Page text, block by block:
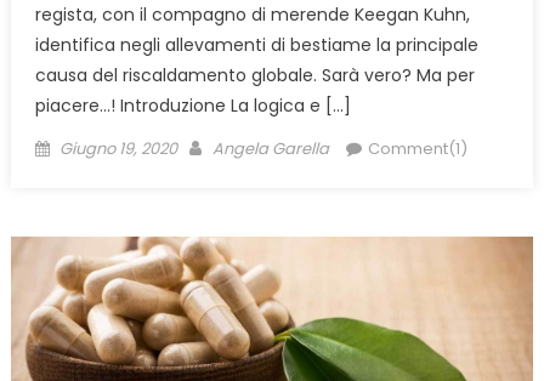
regista, con il compagno di merende Keegan Kuhn,
identifica negli allevamenti di bestiame la principale
causa del riscaldamento globale. Sarà vero? Ma per
piacere…! Introduzione La logica e […]
Posted
Giugno 19, 2020 Author
Angela Garella Comment(1)